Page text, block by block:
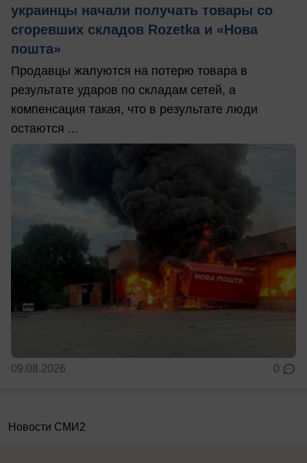
украинцы начали получать товары со
сгоревших складов Rozetka и «Нова
пошта»
Продавцы жалуются на потерю товара в
результате ударов по складам сетей, а
компенсация такая, что в результате люди
остаются ...
09.08.2026 0
Новости СМИ2